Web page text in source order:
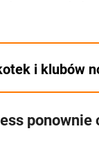
i klubów